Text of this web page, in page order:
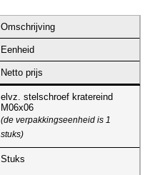
Omschrijving
Eenheid
Netto prijs
elvz. stelschroef kratereind
M06x06
(de verpakkingseenheid is 1
stuks)
Stuks